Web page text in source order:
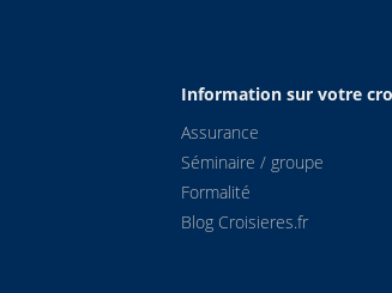
Information sur votre
Assurance
Séminaire / groupe
Formalité
Blog Croisieres.fr